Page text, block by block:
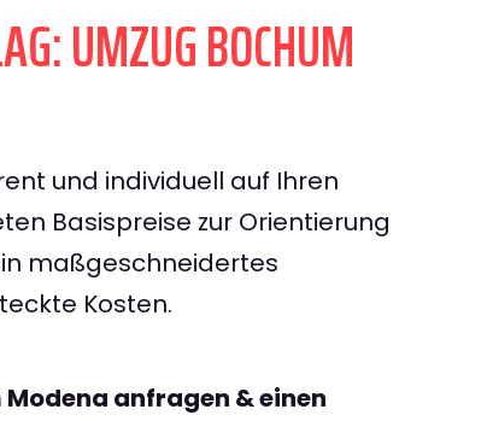
UMZUG BOCHUM
und individuell auf Ihren
Basispreise zur Orientierung
maßgeschneidertes
Kosten.
anfragen & einen